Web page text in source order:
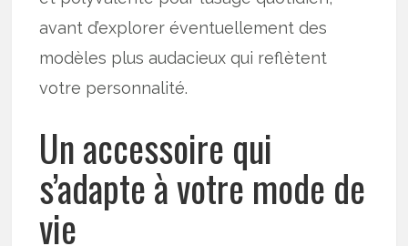
avant d’explorer éventuellement des
modèles plus audacieux qui reflètent
votre personnalité.
Un accessoire qui
s’adapte à votre mode de
vie